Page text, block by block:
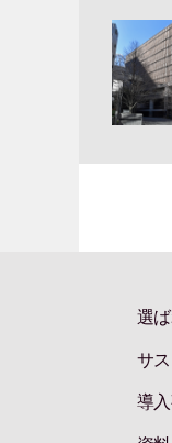
選
サ
導